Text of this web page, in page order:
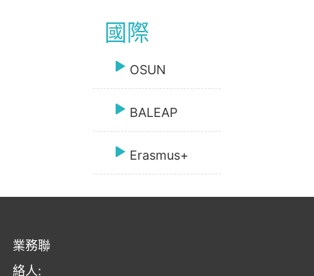
國際
OSUN
BALEAP
Erasmus+
業務聯
絡人: